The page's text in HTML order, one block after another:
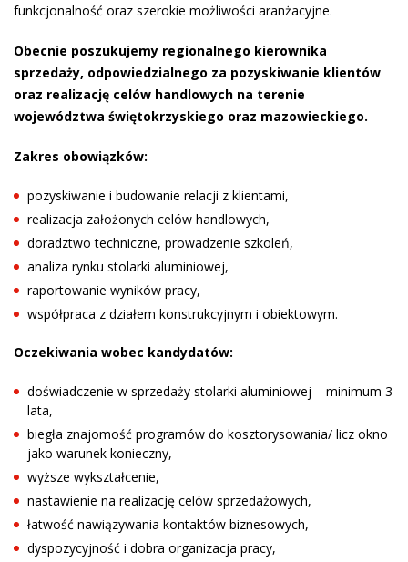
funkcjonalność oraz szerokie możliwości aranżacyjne.
Obecnie poszukujemy regionalnego kierownika
sprzedaży, odpowiedzialnego za pozyskiwanie klientów
oraz realizację celów handlowych na terenie
województwa świętokrzyskiego oraz mazowieckiego.
Zakres obowiązków:
pozyskiwanie i budowanie relacji z klientami,
realizacja założonych celów handlowych,
doradztwo techniczne, prowadzenie szkoleń,
analiza rynku stolarki aluminiowej,
raportowanie wyników pracy,
współpraca z działem konstrukcyjnym i obiektowym.
Oczekiwania wobec kandydatów:
doświadczenie w sprzedaży stolarki aluminiowej – minimum 3
lata,
biegła znajomość programów do kosztorysowania/ licz okno
jako warunek konieczny,
wyższe wykształcenie,
nastawienie na realizację celów sprzedażowych,
łatwość nawiązywania kontaktów biznesowych,
dyspozycyjność i dobra organizacja pracy,